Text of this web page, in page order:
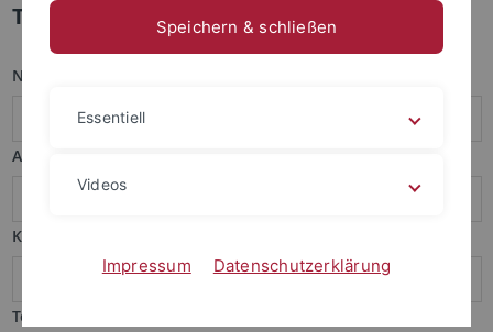
Terminanfrage
Name der Schule:
Anschrift:
Kontaktperson:
Telefon:
Speichern & schließen
Essentiell
Videos
Impressum Datenschutzerklärung